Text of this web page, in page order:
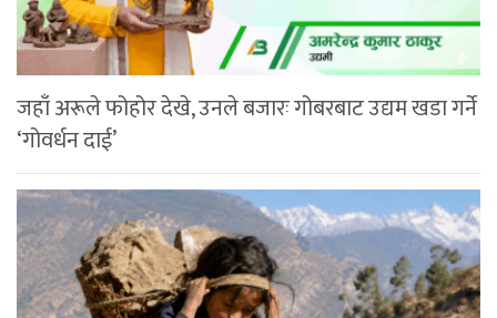
जहाँ अरूले फोहोर देखे, उनले बजारः गोबरबाट उद्यम खडा गर्ने
‘गोवर्धन दाई’